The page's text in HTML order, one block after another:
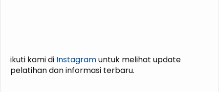
ikuti kami di Instagramuntuk melihat update
pelatihan dan informasi terbaru.